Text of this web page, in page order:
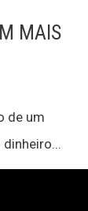
MAIS
de um